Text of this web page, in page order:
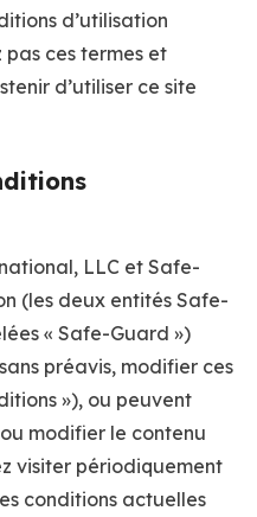
d’utilisation
pas ces termes et
d’utiliser ce site
LLC et Safe-
(les deux entités Safe-
« Safe-Guard »)
préavis, modifier ces
»), ou peuvent
modifier le contenu
visiter périodiquement
conditions actuelles